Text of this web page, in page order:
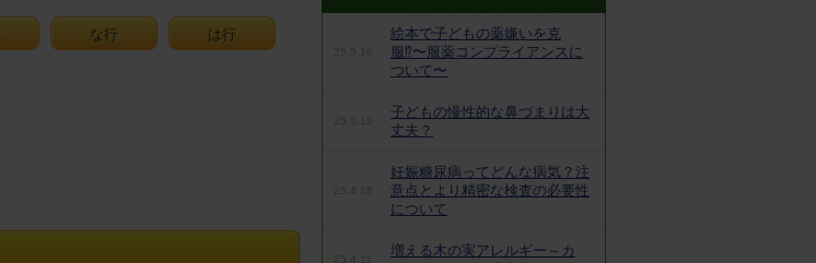
な行 は行
絵本で子どもの薬嫌いを克
服⁉︎〜服薬コンプライアンスに
ついて〜
子どもの慢性的な鼻づまりは大
丈夫？
妊娠糖尿病ってどんな病気？注
意点とより精密な検査の必要性
について
増える木の実アレルギー～カ